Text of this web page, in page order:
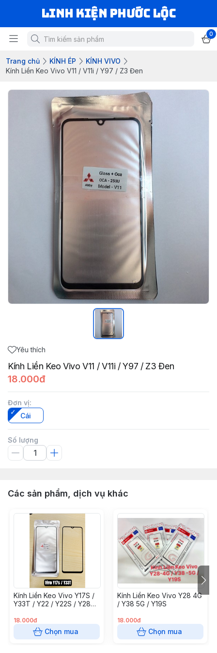
LINH KIỆN PHƯỚC LỘC
0
Trang chủ KÍNH ÉP
KÍNH VIVO
Kính Liền Keo Vivo V11 / V11i / Y97 / Z3 Đen
Yêu thích
Kính Liền Keo Vivo V11 / V11i / Y97 / Z3 Đen
18.000đ
Đơn vị:
Cái
Số lượng
Các sản phẩm, dịch vụ khác
Kính Liền Keo Vivo Y17S /
Y33T / Y22 / Y22S / Y28
18.000đ
Chọn mua
Kính Liền Keo Vivo Y28 4G
/ Y38 5G / Y19S
18.000đ
Chọn mua